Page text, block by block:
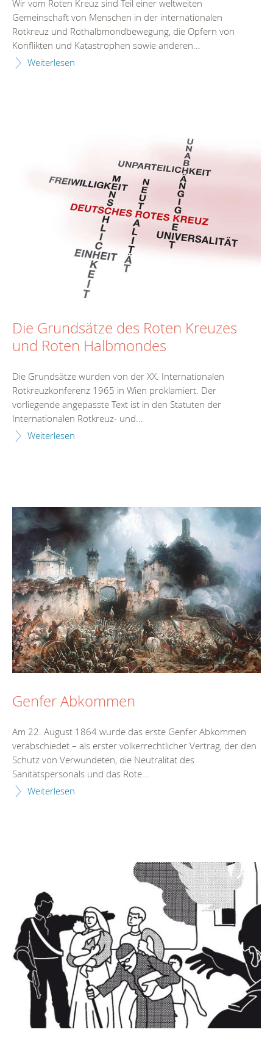
Wir vom Roten Kreuz sind Teil einer weltweiten
Gemeinschaft von Menschen in der internationalen
Rotkreuz und Rothalbmondbewegung, die Opfern von
Konflikten und Katastrophen sowie anderen...
Weiterlesen
Die Grundsätze des Roten Kreuzes
und Roten Halbmondes
Die Grundsätze wurden von der XX. Internationalen
Rotkreuzkonferenz 1965 in Wien proklamiert. Der
vorliegende angepasste Text ist in den Statuten der
Internationalen Rotkreuz- und...
Weiterlesen
Genfer Abkommen
Am 22. August 1864 wurde das erste Genfer Abkommen
verabschiedet – als erster völkerrechtlicher Vertrag, der den
Schutz von Verwundeten, die Neutralität des
Sanitätspersonals und das Rote...
Weiterlesen